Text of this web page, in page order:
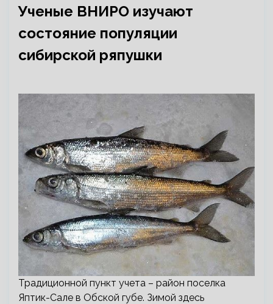
Ученые ВНИРО изучают
состояние популяции
сибирской ряпушки
Традиционной пункт учета – район поселка
Яптик-Сале в Обской губе. Зимой здесь